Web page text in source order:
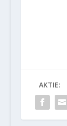
AKTIE: